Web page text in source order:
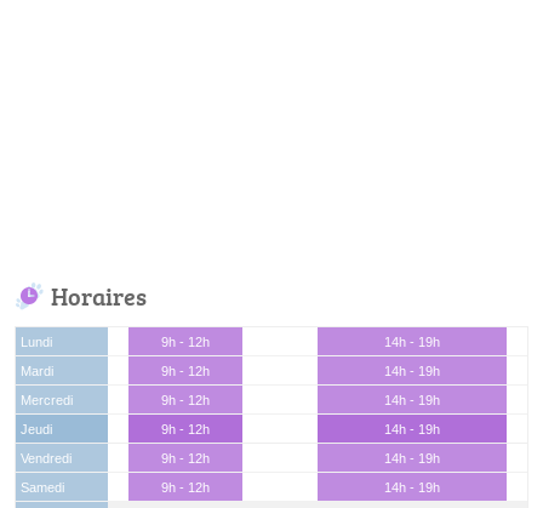
Horaires
Lundi 9h - 12h
14h - 19h
Mardi
9h - 12h
14h - 19h
Mercredi
9h - 12h
14h - 19h
Jeudi
9h - 12h
14h - 19h
Vendredi
9h - 12h
14h - 19h
Samedi
9h - 12h
14h - 19h